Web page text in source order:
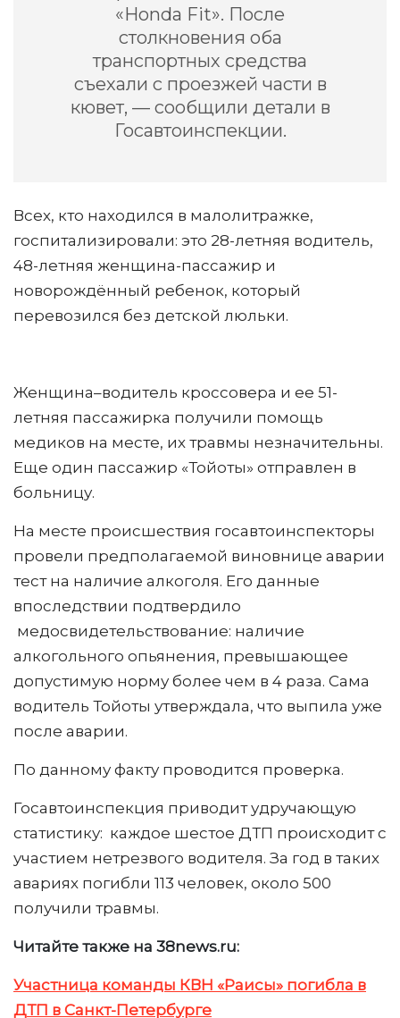
«Honda Fit». После
столкновения оба
транспортных средства
съехали с проезжей части в
кювет, — сообщили детали в
Госавтоинспекции.
Всех, кто находился в малолитражке,
госпитализировали: это 28-летняя водитель,
48-летняя женщина-пассажир и
новорождённый ребенок, который
перевозился без детской люльки.
Женщина–водитель кроссовера и ее 51-
летняя пассажирка получили помощь
медиков на месте, их травмы незначительны.
Еще один пассажир «Тойоты» отправлен в
больницу.
На месте происшествия госавтоинспекторы
провели предполагаемой виновнице аварии
тест на наличие алкоголя. Его данные
впоследствии подтвердило
медосвидетельствование: наличие
алкогольного опьянения, превышающее
допустимую норму более чем в 4 раза. Сама
водитель Тойоты утверждала, что выпила уже
после аварии.
По данному факту проводится проверка.
Госавтоинспекция приводит удручающую
статистику: каждое шестое ДТП происходит с
участием нетрезвого водителя. За год в таких
авариях погибли 113 человек, около 500
получили травмы.
Читайте также на 38news.ru:
Участница команды КВН «Раисы» погибла в
ДТП в Санкт-Петербурге